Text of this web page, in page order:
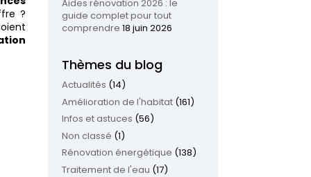
?
Aides rénovation 2026 : le
guide complet pour tout
comprendre 18 juin 2026
Thèmes du blog
Actualités (14)
Amélioration de l'habitat(161)
Infos et astuces (56)
Non classé (1)
Rénovation énergétique (138)
Traitement de l'eau (17)